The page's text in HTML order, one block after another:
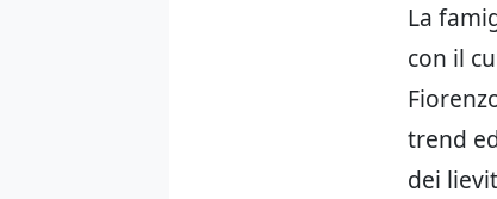
La
con il
trend
dei